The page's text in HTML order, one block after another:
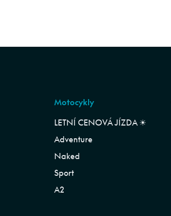
Motocykly
LETNÍ CENOVÁ JÍZDA ☀︎
Adventure
Naked
Sport
A2